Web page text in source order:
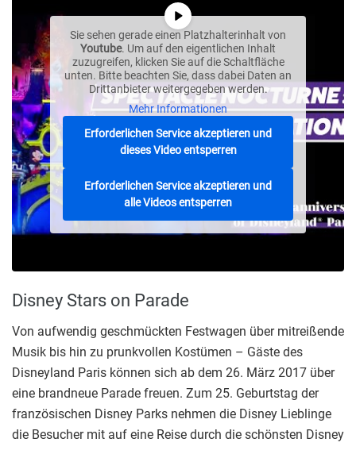
Sie sehen gerade einen Platzhalterinhalt von
Youtube. Um auf den eigentlichen Inhalt
zuzugreifen, klicken Sie auf die Schaltfläche
unten. Bitte beachten Sie, dass dabei Daten an
Drittanbieter weitergegeben werden.
Mehr Informationen
Erforderlichen Service akzeptieren und
dieses Video entsperren
Erforderlichen Service akzeptieren und
alle Videos entsperren
Disney Stars on Parade
Von aufwendig geschmückten Festwagen über mitreißende
Musik bis hin zu prunkvollen Kostümen – Gäste des
Disneyland Paris können sich ab dem 26. März 2017 über
eine brandneue Parade freuen. Zum 25. Geburtstag der
französischen Disney Parks nehmen die Disney Lieblinge
die Besucher mit auf eine Reise durch die schönsten Disney